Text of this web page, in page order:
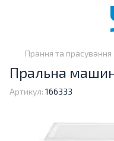
Прання та прасування
Пральна
Артикул: 166333